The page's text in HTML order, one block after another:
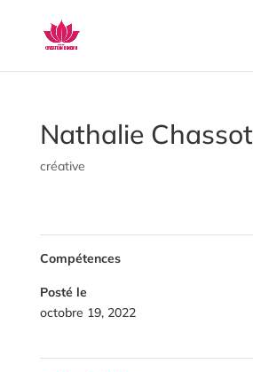
Nathalie Chassot
créative
Compétences
Posté le
octobre 19, 2022